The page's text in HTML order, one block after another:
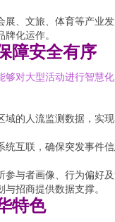
展、文旅、体育等产业
化运作。
障安全有序
够对大型活动进行智慧
域的人流监测数据，实
统互联，确保突发事件
参与者画像、行为偏好
招商提供数据支撑。
特色